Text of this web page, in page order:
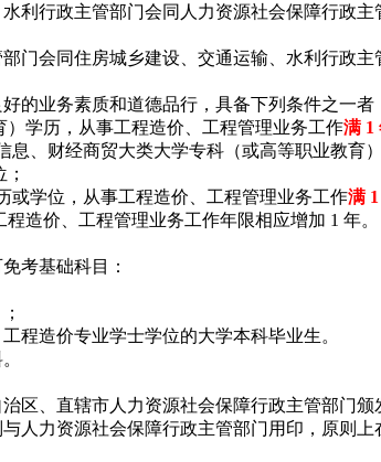
利行政主管部门会同人力资源社会保障行政
门会同住房城乡建设、交通运输、水利行政主
的业务素质和道德品行，具备下列条件之一
学历，从事工程造价、工程管理业务工作满 1
、财经商贸大类大学专科（或高等职业教育
学位，从事工程造价、工程管理业务工作满
造价、工程管理业务工作年限相应增加 1 年。
考基础科目：
程造价专业学士学位的大学本科毕业生。
区、直辖市人力资源社会保障行政主管部门
人力资源社会保障行政主管部门用印，原则